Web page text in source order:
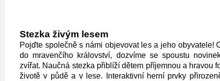
Stezka živým lesem
Pojďte společně s námi objevovat les a jeho obyvatele!
do mravenčího království, dozvíme se spoustu
zvířat. Naučná stezka přiblíží dětem příjemnou a hravou
životě v půdě a v lese. Interaktivní herní prvky